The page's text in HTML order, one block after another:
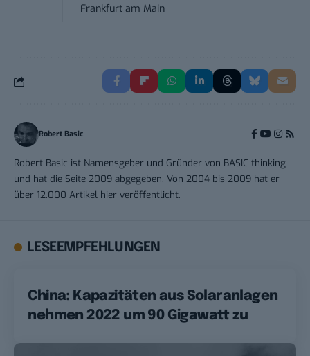
Frankfurt am Main
Robert Basic
Robert Basic ist Namensgeber und Gründer von BASIC thinking
und hat die Seite 2009 abgegeben. Von 2004 bis 2009 hat er
über 12.000 Artikel hier veröffentlicht.
LESEEMPFEHLUNGEN
China: Kapazitäten aus Solaranlagen
nehmen 2022 um 90 Gigawatt zu